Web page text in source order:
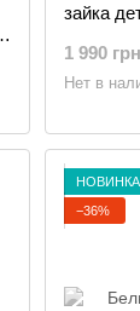
зайка
1 990 грн
Нет в
НОВИНКА
−36%